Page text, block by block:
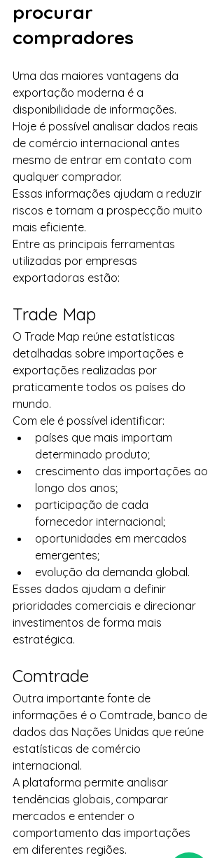
procurar
compradores
Uma das maiores vantagens da
exportação moderna é a
disponibilidade de informações.
Hoje é possível analisar dados reais
de comércio internacional antes
mesmo de entrar em contato com
qualquer comprador.
Essas informações ajudam a reduzir
riscos e tornam a prospecção muito
mais eficiente.
Entre as principais ferramentas
utilizadas por empresas
exportadoras estão:
Trade Map
O Trade Map reúne estatísticas
detalhadas sobre importações e
exportações realizadas por
praticamente todos os países do
mundo.
Com ele é possível identificar:
países que mais importam
determinado produto;
crescimento das importações ao
longo dos anos;
participação de cada
fornecedor internacional;
oportunidades em mercados
emergentes;
evolução da demanda global.
Esses dados ajudam a definir
prioridades comerciais e direcionar
investimentos de forma mais
estratégica.
Comtrade
Outra importante fonte de
informações é o Comtrade, banco de
dados das Nações Unidas que reúne
estatísticas de comércio
internacional.
A plataforma permite analisar
tendências globais, comparar
mercados e entender o
comportamento das importações
em diferentes regiões.